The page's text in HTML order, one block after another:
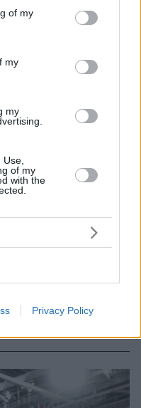
You may click to
its third-party tags to
in below Google
of my
my
my
of my
with the
Privacy Policy
από τη συντακτκή